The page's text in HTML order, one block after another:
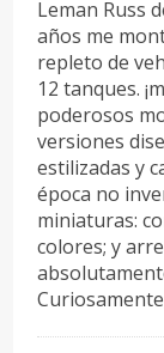
Leman Russ
años me
repleto de
12 tanques.
poderosos
versiones
estilizadas y
época no
miniaturas:
colores; y